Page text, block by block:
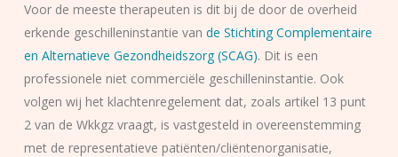
Voor de meeste therapeuten is dit bij de door de overheid
erkende geschilleninstantie van de Stichting Complementaire
en Alternatieve Gezondheidszorg (SCAG). Dit is een
professionele niet commerciële geschilleninstantie. Ook
volgen wij het klachtenregelement dat, zoals artikel 13 punt
2 van de Wkkgz vraagt, is vastgesteld in overeenstemming
met de representatieve patiënten/cliëntenorganisatie,